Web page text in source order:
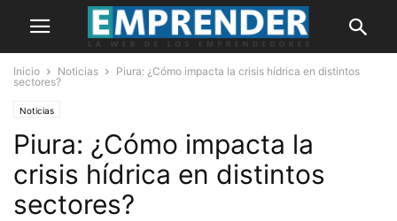
Inicio Noticias
Piura: ¿Cómo impacta la crisis hídrica en distintos
sectores?
Noticias
Piura: ¿Cómo impacta la
crisis hídrica en distintos
sectores?